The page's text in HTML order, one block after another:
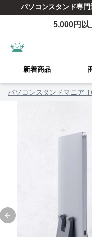
パソコンスタンド専門
5,000円以
新着商品
パソコンスタンドマニア
Previous slide